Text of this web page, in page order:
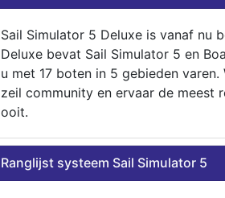
Sail Simulator 5 Deluxe is vanaf nu
Deluxe bevat Sail Simulator 5 en
u met 17 boten in 5 gebieden
zeil community en ervaar de meest
ooit.
Ranglijst systeem Sail Simulator 5